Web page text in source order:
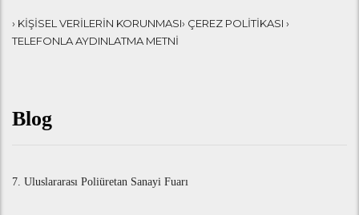
› KİŞİSEL VERİLERİN KORUNMASI› ÇEREZ POLİTİKASI ›
TELEFONLA AYDINLATMA METNİ
Blog
7. Uluslararası Poliüretan Sanayi Fuarı